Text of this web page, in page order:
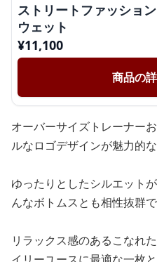
ストリートファッショ
ウェット
¥11,100
商品の
オーバーサイズトレーナー
ルなロゴデザインが魅力的な
ゆったりとしたシルエット
んなボトムスとも相性抜群で
リラックス感のあるこなれ